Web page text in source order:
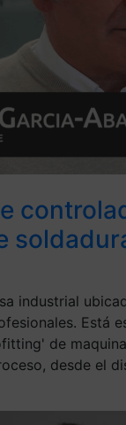
industrial
Está
de
desde el